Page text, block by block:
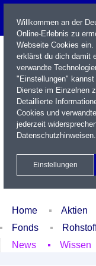
Name / WKN / ISIN / Kürzel
Xetra Realtime
Home Aktien
Fonds
News
Wissen
Willkommen an der
Online-Erlebnis zu
Webseite Cookies
erklärst du dich damit
verwandte
"Einstellungen" kannst
Dienste im Einzelnen
Detaillierte
Cookies und
jederzeit
Datenschutzhinweisen.
Einstellungen